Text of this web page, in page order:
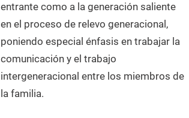
entrante como a la generación saliente
en el proceso de relevo generacional,
poniendo especial énfasis en trabajar la
comunicación y el trabajo
intergeneracional entre los miembros de
la familia.